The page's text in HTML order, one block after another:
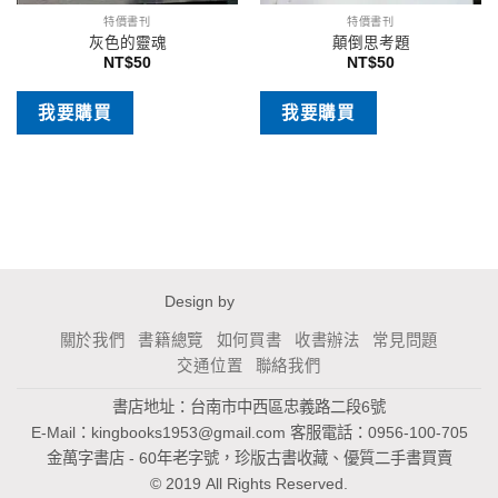
特價書刊
灰色的靈魂
NT$50
我要購買
特價書刊
顛倒思考題
NT$50
我要購買
Design by
關於我們 書籍總覽 如何買書 收書辦法
常見問題
交通位置
聯絡我們
書店地址：台南市中西區忠義路二段6號
E-Mail： kingbooks1953@gmail.com 客服電話：0956-100-705
金萬字書店 - 60年老字號，珍版古書收藏、優質二手書買賣
© 2019 All Rights Reserved.